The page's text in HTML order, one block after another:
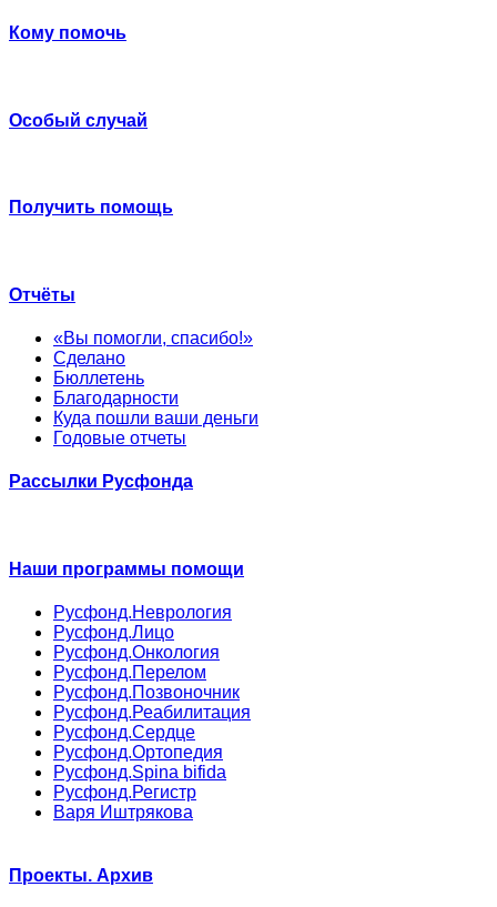
Кому помочь
Особый случай
Получить помощь
Отчёты
«Вы помогли, спасибо!»
Сделано
Бюллетень
Благодарности
Куда пошли ваши деньги
Годовые отчеты
Рассылки Русфонда
Наши программы помощи
Русфонд.Неврология
Русфонд.Лицо
Русфонд.Онкология
Русфонд.Перелом
Русфонд.Позвоночник
Русфонд.Реабилитация
Русфонд.Сердце
Русфонд.Ортопедия
Русфонд.Spina bifida
Русфонд.Регистр
Варя Иштрякова
Проекты. Архив